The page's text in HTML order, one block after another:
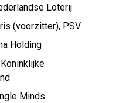
Loterij
(voorzitter), PSV
Holding
Koninklijke
Minds